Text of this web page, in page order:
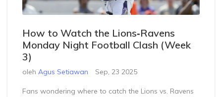
How to Watch the Lions‑Ravens
Monday Night Football Clash (Week
3)
oleh Agus Setiawan Sep, 23 2025
Fans wondering where to catch the Lions vs. Ravens